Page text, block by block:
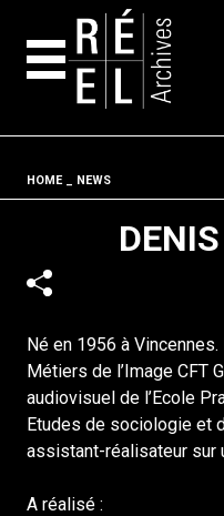
Fil d'ariane
HOME NEWS
Né en 1956 à
Métiers de l’Image CFT
audiovisuel de l’Ecole
Etudes de sociologie et
assistant-réalisateur sur
A réalisé :